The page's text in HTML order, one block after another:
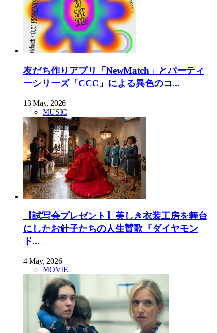
友だち作りアプリ「NewMatch」とパーティ
ーシリーズ「CCC」による異色のコ...
13 May, 2026
MUSIC
【試写会プレゼント】美しき衣装工房を舞台
にしたお針子たちの人生賛歌『ダイヤモン
ド...
4 May, 2026
MOVIE